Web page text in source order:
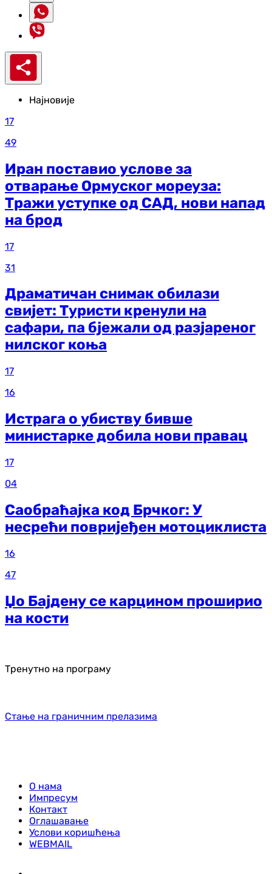
Најновије
17
49
Иран поставио услове за
отварање Ормуског мореуза:
Тражи уступке од САД, нови напад
на брод
17
31
Драматичан снимак обилази
свијет: Туристи кренули на
сафари, па бјежали од разјареног
нилског коња
17
16
Истрага о убиству бивше
министарке добила нови правац
17
04
Саобраћајка код Брчког: У
несрећи повријеђен мотоциклиста
16
47
Џо Бајдену се карцином проширио
на кости
Тренутно на програму
Стање на граничним прелазима
О нама
Импресум
Контакт
Оглашавање
Услови коришћења
WEBMAIL